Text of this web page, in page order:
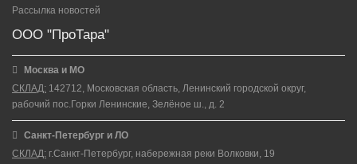
Рассылка новостей
ООО "ПроТара"
Москва и МО
СКЛАД: 142712, Московская область, Ленинский городской округ,
рабочий пос.Горки Ленинские, Зелёное ш., д. 2
Санкт-Петербург и ЛО
СКЛАД: г.Санкт-Петербург, набережная реки Волковки, 19